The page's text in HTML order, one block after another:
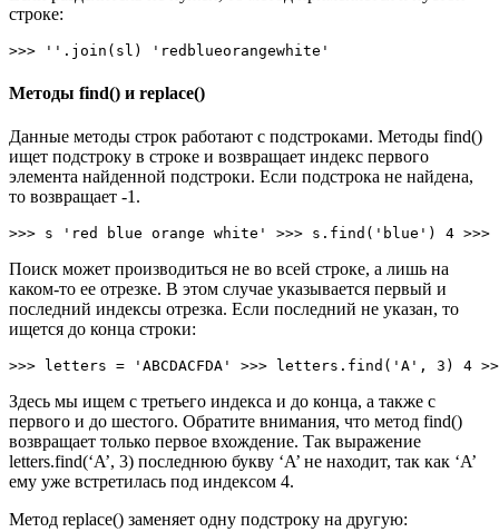
строке:
>>> ''.join(sl) 'redblueorangewhite'
Методы find() и replace()
Данные методы строк работают с подстроками. Методы find()
ищет подстроку в строке и возвращает индекс первого
элемента найденной подстроки. Если подстрока не найдена,
то возвращает -1.
>>> s 'red blue orange white' >>> s.find('blue') 4
Поиск может производиться не во всей строке, а лишь на
каком-то ее отрезке. В этом случае указывается первый и
последний индексы отрезка. Если последний не указан, то
ищется до конца строки:
>>> letters = 'ABCDACFDA' >>> letters.find('A', 3) 4
Здесь мы ищем с третьего индекса и до конца, а также с
первого и до шестого. Обратите внимания, что метод find()
возвращает только первое вхождение. Так выражение
letters.find(‘A’, 3) последнюю букву ‘A’ не находит, так как ‘A’
ему уже встретилась под индексом 4.
Метод replace() заменяет одну подстроку на другую: